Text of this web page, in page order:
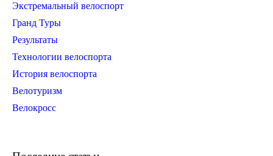
Экстремальный велоспорт
Гранд Туры
Результаты
Технологии велоспорта
История велоспорта
Велотуризм
Велокросс